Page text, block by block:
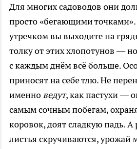
Для многих садоводов они
просто «бегающими
утречком вы выходите на
толку от этих хлопотунов —
с каждым днём всё больше.
приносят на себе тлю. Не
именноведут, как пастухи —
самым сочным побегам,
коровок, доят сладкую падь. А
листья скручиваются, урожай